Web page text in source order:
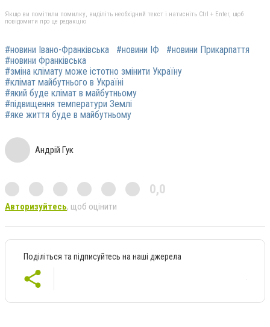
Якщо ви помітили помилку, виділіть необхідний текст і натисніть Ctrl + Enter, щоб
повідомити про це редакцію
#новини Івано-Франківська #новини ІФ
#новини Прикарпаття
#новини Франківська
#зміна клімату може істотно змінити Україну
#клімат майбутнього в Україні
#який буде клімат в майбутньому
#підвищення температури Землі
#яке життя буде в майбутньому
Андрій Гук
0,0
Авторизуйтесь, щоб оцінити
Поділіться та підписуйтесь на наші джерела